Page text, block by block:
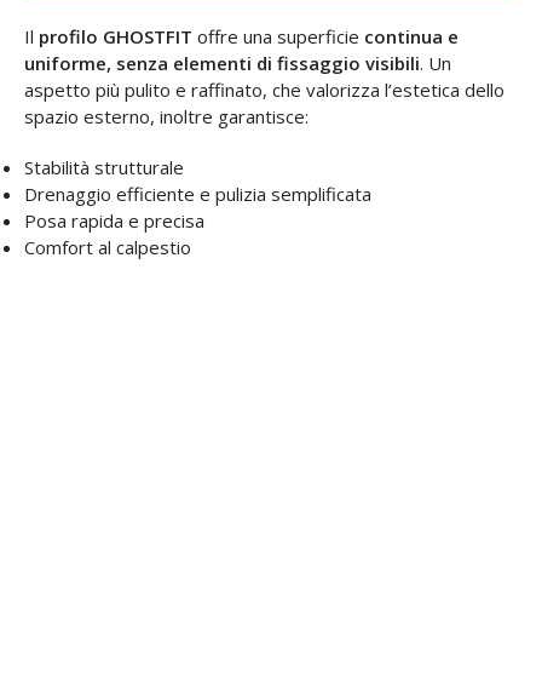
Il profilo GHOSTFIT offre una superficie continua e
uniforme, senza elementi di fissaggio visibili. Un
aspetto più pulito e raffinato, che valorizza l’estetica dello
spazio esterno, inoltre garantisce:
Stabilità strutturale
Drenaggio efficiente e pulizia semplificata
Posa rapida e precisa
Comfort al calpestio